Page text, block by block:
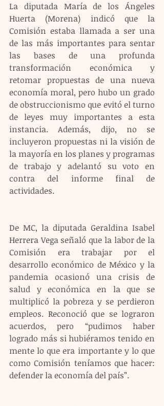
La diputada María de los Ángeles
Huerta (Morena) indicó que la
Comisión estaba llamada a ser una
de las más importantes para sentar
las bases de una profunda
transformación económica y
retomar propuestas de una nueva
economía moral, pero hubo un grado
de obstruccionismo que evitó el turno
de leyes muy importantes a esta
instancia. Además, dijo, no se
incluyeron propuestas ni la visión de
la mayoría en los planes y programas
de trabajo y adelantó su voto en
contra del informe final de
actividades.
De MC, la diputada Geraldina Isabel
Herrera Vega señaló que la labor de la
Comisión era trabajar por el
desarrollo económico de México y la
pandemia ocasionó una crisis de
salud y económica en la que se
multiplicó la pobreza y se perdieron
empleos. Reconoció que se lograron
acuerdos, pero “pudimos haber
logrado más si hubiéramos tenido en
mente lo que era importante y lo que
como Comisión teníamos que hacer:
defender la economía del país”.